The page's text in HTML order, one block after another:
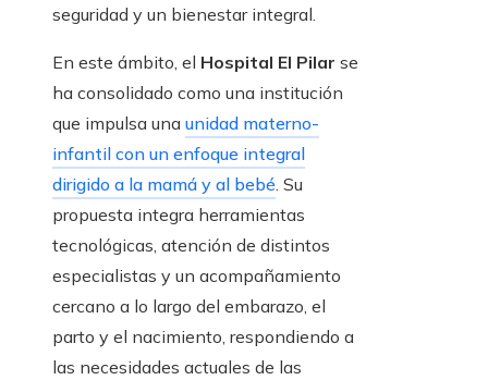
seguridad y un bienestar integral.
En este ámbito, el Hospital El Pilar se
ha consolidado como una institución
que impulsa una unidad materno-
infantil con un enfoque integral
dirigido a la mamá y al bebé. Su
propuesta integra herramientas
tecnológicas, atención de distintos
especialistas y un acompañamiento
cercano a lo largo del embarazo, el
parto y el nacimiento, respondiendo a
las necesidades actuales de las